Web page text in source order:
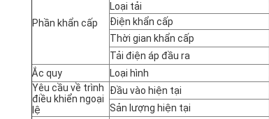
Phần khẩn cấp
Loại tải
Điện khẩn cấp
Thời gian khẩn cấp
Tải điện áp đầu ra
Ắc quy
Loại hình
Yêu cầu về trình
điều khiển ngoại
lệ
Đầu vào hiện tại
Sản lượng hiện tại